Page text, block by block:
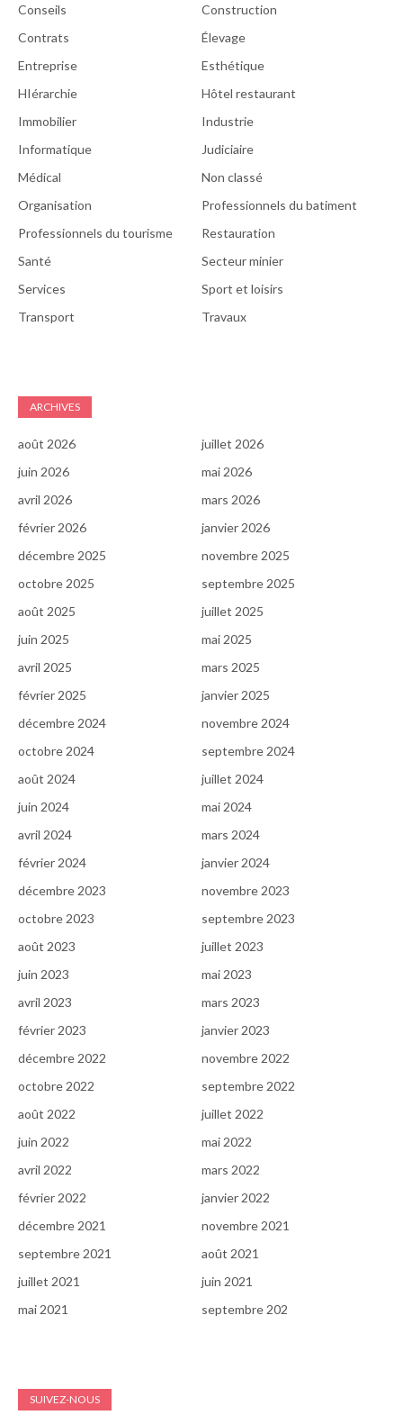
Conseils
Construction
Contrats
Élevage
Entreprise
Esthétique
HIérarchie
Hôtel restaurant
Immobilier
Industrie
Informatique
Judiciaire
Médical
Non classé
Organisation
Professionnels du batiment
Professionnels du tourisme
Restauration
Santé
Secteur minier
Services
Sport et loisirs
Transport
Travaux
ARCHIVES
août 2026
juillet 2026
juin 2026
mai 2026
avril 2026
mars 2026
février 2026
janvier 2026
décembre 2025
novembre 2025
octobre 2025
septembre 2025
août 2025
juillet 2025
juin 2025
mai 2025
avril 2025
mars 2025
février 2025
janvier 2025
décembre 2024
novembre 2024
octobre 2024
septembre 2024
août 2024
juillet 2024
juin 2024
mai 2024
avril 2024
mars 2024
février 2024
janvier 2024
décembre 2023
novembre 2023
octobre 2023
septembre 2023
août 2023
juillet 2023
juin 2023
mai 2023
avril 2023
mars 2023
février 2023
janvier 2023
décembre 2022
novembre 2022
octobre 2022
septembre 2022
août 2022
juillet 2022
juin 2022
mai 2022
avril 2022
mars 2022
février 2022
janvier 2022
décembre 2021
novembre 2021
septembre 2021
août 2021
juillet 2021
juin 2021
mai 2021
septembre 202
SUIVEZ-NOUS